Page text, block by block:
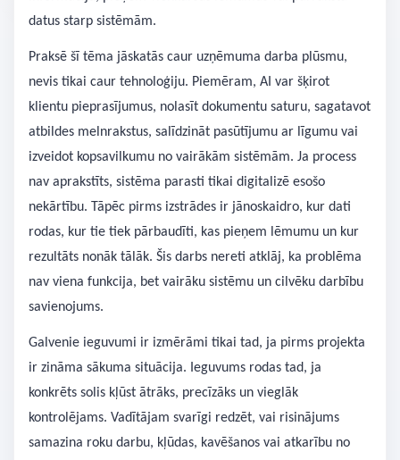
datus starp sistēmām.
Praksē šī tēma jāskatās caur uzņēmuma darba plūsmu,
nevis tikai caur tehnoloģiju. Piemēram, AI var šķirot
klientu pieprasījumus, nolasīt dokumentu saturu, sagatavot
atbildes melnrakstus, salīdzināt pasūtījumu ar līgumu vai
izveidot kopsavilkumu no vairākām sistēmām. Ja process
nav aprakstīts, sistēma parasti tikai digitalizē esošo
nekārtību. Tāpēc pirms izstrādes ir jānoskaidro, kur dati
rodas, kur tie tiek pārbaudīti, kas pieņem lēmumu un kur
rezultāts nonāk tālāk. Šis darbs nereti atklāj, ka problēma
nav viena funkcija, bet vairāku sistēmu un cilvēku darbību
savienojums.
Galvenie ieguvumi ir izmērāmi tikai tad, ja pirms projekta
ir zināma sākuma situācija. Ieguvums rodas tad, ja
konkrēts solis kļūst ātrāks, precīzāks un vieglāk
kontrolējams. Vadītājam svarīgi redzēt, vai risinājums
samazina roku darbu, kļūdas, kavēšanos vai atkarību no